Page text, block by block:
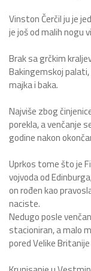
Vinston Čerčil ju je
je još od malih nogu
Brak sa grčkim
Bakingemskoj
majka i baka.
Najviše zbog
porekla, a venčanje
godine nakon
Uprkos tome što je
vojvoda od
on rođen kao
naciste.
Nedugo posle
stacioniran, a malo
pored Velike